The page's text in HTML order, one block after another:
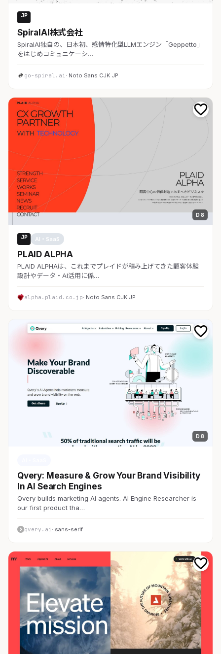
JP
SpiralAI株式会社
SpiralAI独自の、日本初、感情特化型LLMエンジン「Geppetto」
をはじめコミュニケーシ…
go-spiral.ai · Noto Sans CJK JP
D 8
JP AI・SaaS
PLAID ALPHA
PLAID ALPHAは、これまでプレイドが積み上げてきた顧客体験
設計やデータ・AI活用に係…
alpha.plaid.co.jp· Noto Sans CJK JP
D 8
Qvery: Measure & Grow Your Brand Visibility
In AI Search Engines
Qvery builds marketing AI agents. AI Engine Researcher is
our first product tha…
qvery.ai· sans-serif